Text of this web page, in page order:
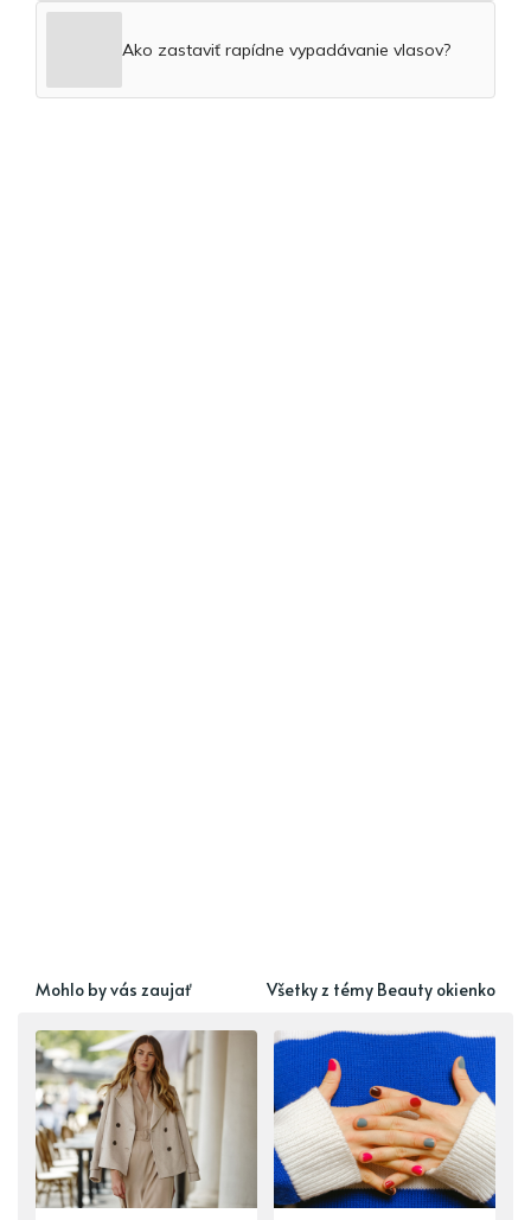
Ako zastaviť rapídne vypadávanie vlasov?
Mohlo by vás zaujať Všetky z témy Beauty okienko